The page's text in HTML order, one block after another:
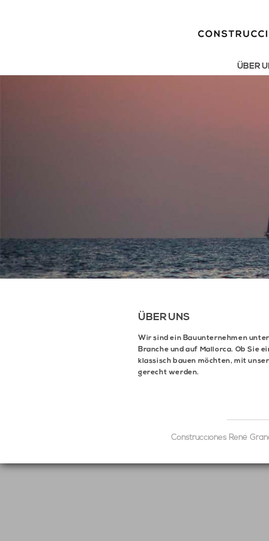
ÜBER
ÜBER UNS
Wir sind ein Bauunternehmen
Branche und auf Mallorca. Ob Sie
klassisch bauen möchten, mit
gerecht werden.
Construcciones René